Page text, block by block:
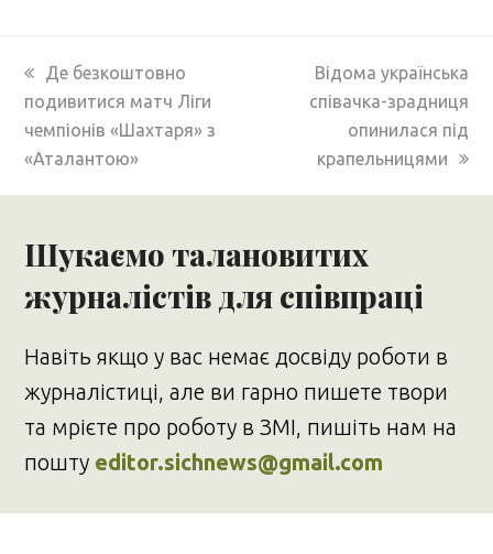
previous
post:
Де безкоштовно
подивитися матч Ліги
чемпіонів «Шахтаря» з
«Аталантою»
next
post:
Відома українська
співачка-зрадниця
опинилася під
крапельницями
Шукаємо талановитих
журналістів для співпраці
Навіть якщо у вас немає досвіду роботи в
журналістиці, але ви гарно пишете твори
та мрієте про роботу в ЗМІ, пишіть нам на
пошту editor.sichnews@gmail.com